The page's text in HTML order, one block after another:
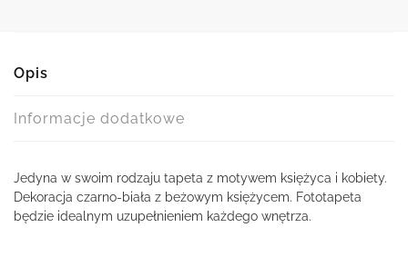
Opis
Informacje dodatkowe
Jedyna w swoim rodzaju tapeta z motywem księżyca i kobiety.
Dekoracja czarno-biała z beżowym księżycem. Fototapeta
będzie idealnym uzupełnieniem każdego wnętrza.